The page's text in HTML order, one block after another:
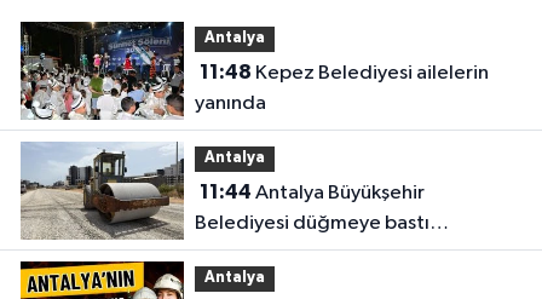
Antalya
11:48
yanında
Antalya
11:44
Belediyesi düğmeye bastı
Antalya’da eş zamanlı çalışma
yapıldı
Antalya